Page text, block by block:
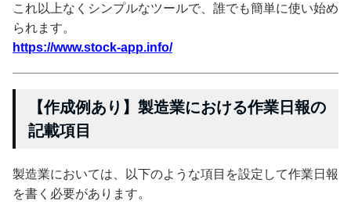
これ以上なくシンプルなツールで、誰でも簡単に使い始め
られます。
https://www.stock-app.info/
【作成例あり】製造業における作業日報の
記載項目
製造業においては、以下のような項目を設定して作業日報
を書く必要があります。